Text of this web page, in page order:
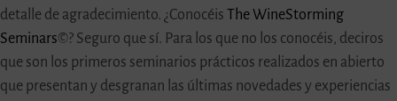
detalle de agradecimiento. ¿Conocéis The WineStorming
Seminars©? Seguro que sí. Para los que no los conocéis, deciros
que son los primeros seminarios prácticos realizados en abierto
que presentan y desgranan las últimas novedades y experiencias